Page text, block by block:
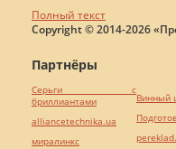
Полный текст
Copyright © 2014-2026
Партнёры
Серьги с
бриллиантами
alliancetechnika.ua
миралинкс
Винный